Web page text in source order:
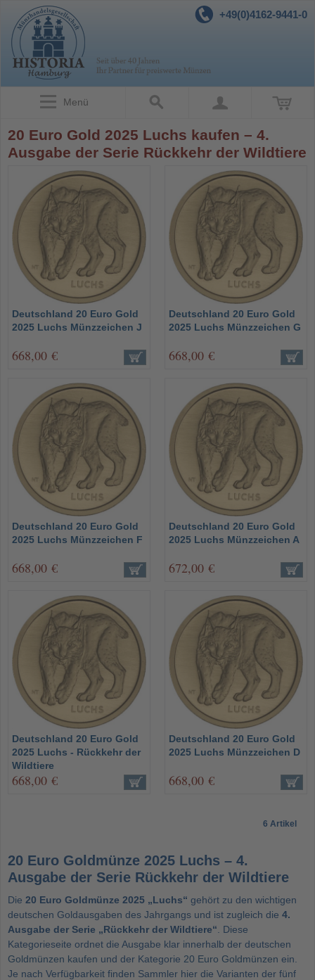
+49(0)4162-9441-0
Menü
20 Euro Gold 2025 Luchs kaufen – 4.
Ausgabe der Serie Rückkehr der Wildtiere
Deutschland 20 Euro Gold
2025 Luchs Münzzeichen J
668,00 €
Deutschland 20 Euro Gold
2025 Luchs Münzzeichen G
668,00 €
Deutschland 20 Euro Gold
2025 Luchs Münzzeichen F
668,00 €
Deutschland 20 Euro Gold
2025 Luchs Münzzeichen A
672,00 €
Deutschland 20 Euro Gold
2025 Luchs - Rückkehr der
Wildtiere
668,00 €
Deutschland 20 Euro Gold
2025 Luchs Münzzeichen D
668,00 €
6 Artikel
20 Euro Goldmünze 2025 Luchs – 4.
Ausgabe der Serie Rückkehr der Wildtiere
Die 20 Euro Goldmünze 2025 „Luchs“ gehört zu den wichtigen
deutschen Goldausgaben des Jahrgangs und ist zugleich die 4.
Ausgabe der Serie „Rückkehr der Wildtiere“ . Diese
Kategorieseite ordnet die Ausgabe klar innerhalb der deutschen
Goldmünzen kaufen und der Kategorie 20 Euro Goldmünzen ein.
Je nach Verfügbarkeit finden Sammler hier die Varianten der fünf